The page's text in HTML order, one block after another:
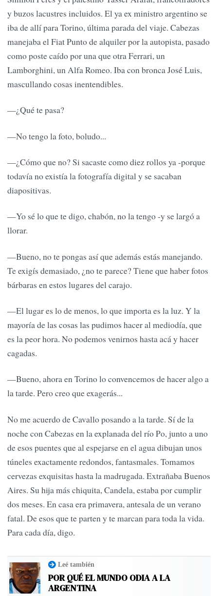
y buzos lacustres incluidos. El ya ex ministro argentino se
iba de allí para Torino, última parada del viaje. Cabezas
manejaba el Fiat Punto de alquiler por la autopista, pasado
como poste caído por una que otra Ferrari, un
Lamborghini, un Alfa Romeo. Iba con bronca José Luis,
mascullando cosas inentendibles.
—¿Qué te pasa?
—No tengo la foto, boludo...
—¿Cómo que no? Si sacaste como diez rollos ya -porque
todavía no existía la fotografía digital y se sacaban
diapositivas.
—Yo sé lo que te digo, chabón, no la tengo -y se largó a
llorar.
—Bueno, no te pongas así que además estás manejando.
Te exigís demasiado, ¿no te parece? Tiene que haber fotos
bárbaras en estos lugares del carajo.
—El lugar es lo de menos, lo que importa es la luz. Y la
mayoría de las cosas las pudimos hacer al mediodía, que
es la peor hora. No podemos venirnos hasta acá y hacer
cagadas.
—Bueno, ahora en Torino lo convencemos de hacer algo a
la tarde. Pero creo que exagerás...
No me acuerdo de Cavallo posando a la tarde. Sí de la
noche con Cabezas en la explanada del río Po, junto a uno
de esos puentes que al espejarse en el agua dibujan unos
túneles exactamente redondos, fantasmales. Tomamos
cervezas exquisitas hasta la madrugada. Extrañaba Buenos
Aires. Su hija más chiquita, Candela, estaba por cumplir
dos meses. En casa era primavera, antesala de un verano
fatal. De esos que te parten y te marcan para toda la vida.
Para cada día, digo.
Leé también
POR QUÉ EL MUNDO ODIA A LA
ARGENTINA